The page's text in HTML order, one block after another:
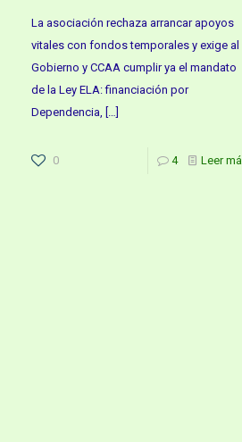
La asociación rechaza arrancar apoyos
vitales con fondos temporales y exige al
Gobierno y CCAA cumplir ya el mandato
de la Ley ELA: financiación por
Dependencia, […]
0 4 Leer